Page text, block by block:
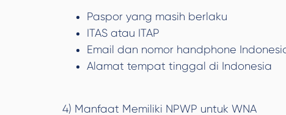
Paspor yang masih berlaku
ITAS atau ITAP
Email dan nomor handphone
Alamat tempat tinggal di Indonesia
4) Manfaat Memiliki NPWP untuk WNA